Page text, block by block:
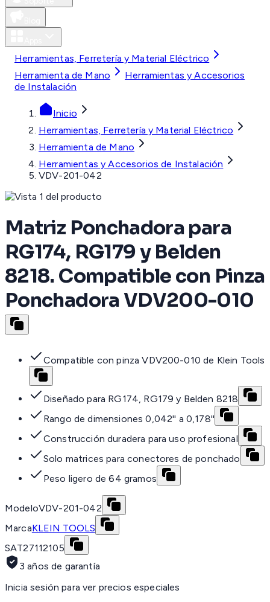
Herramientas, Ferretería y Material Eléctrico
Herramienta de Mano
Herramientas y Accesorios
de Instalación
Inicio
Herramientas, Ferretería y Material Eléctrico
Herramienta de Mano
Herramientas y Accesorios de Instalación
VDV-201-042
Matriz Ponchadora para
RG174, RG179 y Belden
8218. Compatible con Pinza
Ponchadora VDV200-010
Compatible con pinza VDV200-010 de Klein Tools
Diseñado para RG174, RG179 y Belden 8218
Rango de dimensiones 0,042'' a 0,178''
Construcción duradera para uso profesional
Solo matrices para conectores de ponchado
Peso ligero de 64 gramos
ModeloVDV-201-042
MarcaKLEIN TOOLS
SAT27112105
3 años de garantía
Inicia sesión para ver precios especiales